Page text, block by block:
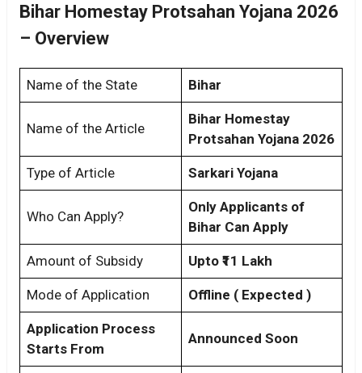
Bihar Homestay Protsahan Yojana 2026
– Overview
Name of the State Bihar
Name of the Article
Bihar Homestay
Protsahan Yojana 2026
Type of Article Sarkari Yojana
Who Can Apply?
Only Applicants of
Bihar Can Apply
Amount of Subsidy Upto ₹11 Lakh
Mode of Application Offline ( Expected )
Application Process
Starts From
Announced Soon